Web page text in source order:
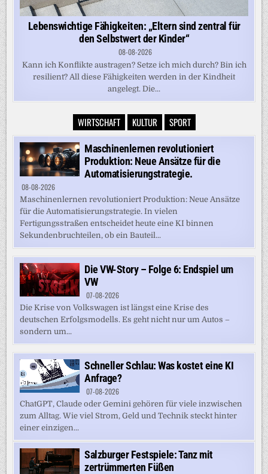
Lebenswichtige Fähigkeiten: „Eltern sind zentral für
den Selbstwert der Kinder“
08-08-2026
Kann ich Konflikte austragen? Setze ich mich durch? Bin ich
resilient? All diese Fähigkeiten werden in der Kindheit
angelegt. Die...
WIRTSCHAFT KULTUR SPORT
Maschinenlernen revolutioniert
Produktion: Neue Ansätze für die
Automatisierungstrategie.
08-08-2026
Maschinenlernen revolutioniert Produktion: Neue Ansätze
für die Automatisierungstrategie. In vielen
Fertigungsstraßen entscheidet heute eine KI binnen
Sekundenbruchteilen, ob ein Bauteil...
Die VW-Story – Folge 6: Endspiel um
VW
07-08-2026
Die Krise von Volkswagen ist längst eine Krise des
deutschen Erfolgsmodells. Es geht nicht nur um Autos –
sondern um...
Schneller Schlau: Was kostet eine KI
Anfrage?
07-08-2026
ChatGPT, Claude oder Gemini gehören für viele inzwischen
zum Alltag. Wie viel Strom, Geld und Technik steckt hinter
einer einzigen...
Salzburger Festspiele: Tanz mit
zertrümmerten Füßen